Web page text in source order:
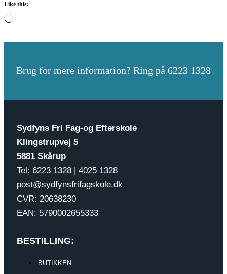
Like this:
Loading…
Brug for mere information? Ring på 6223 1328
Sydfyns Fri Fag-og Efterskole
Klingstrupvej 5
5881 Skårup
Tel: 6223 1328 | 4025 1328
post@sydfynsfrifagskole.dk
CVR: 20638230
EAN: 5790002655333
BESTILLING:
BUTIKKEN